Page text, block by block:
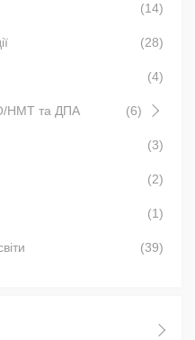
(14)
(28)
(4)
НМТ та ДПА (6)
(3)
(2)
(1)
(39)